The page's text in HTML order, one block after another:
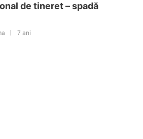
de tineret – spadă
7 ani